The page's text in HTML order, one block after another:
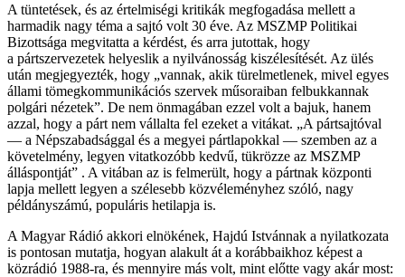
A tüntetések, és az értelmiségi kritikák megfogadása mellett a
harmadik nagy téma a sajtó volt 30 éve. Az MSZMP Politikai
Bizottsága megvitatta a kérdést, és arra jutottak, hogy
a pártszervezetek helyeslik a nyilvánosság kiszélesítését. Az ülés
után megjegyezték, hogy „vannak, akik türelmetlenek, mivel egyes
állami tömegkommunikációs szervek műsoraiban felbukkannak
polgári nézetek”. De nem önmagában ezzel volt a bajuk, hanem
azzal, hogy a párt nem vállalta fel ezeket a vitákat. „A pártsajtóval
— a Népszabadsággal és a megyei pártlapokkal — szemben az a
követelmény, legyen vitatkozóbb kedvű, tükrözze az MSZMP
álláspontját” . A vitában az is felmerült, hogy a pártnak központi
lapja mellett legyen a szélesebb közvéleményhez szóló, nagy
példányszámú, populáris hetilapja is.
A Magyar Rádió akkori elnökének, Hajdú Istvánnak a nyilatkozata
is pontosan mutatja, hogyan alakult át a korábbaikhoz képest a
közrádió 1988-ra, és mennyire más volt, mint előtte vagy akár most: